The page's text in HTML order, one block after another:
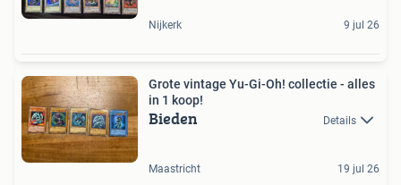
Nijkerk 9 jul 26
Grote vintage Yu-Gi-Oh! collectie - alles
in 1 koop!
Bieden Details
Maastricht 19 jul 26